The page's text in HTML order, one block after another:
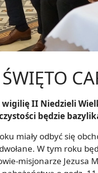
II Niedzieli
będzie
miały odbyć się
W tym roku
misjonarze Jezusa